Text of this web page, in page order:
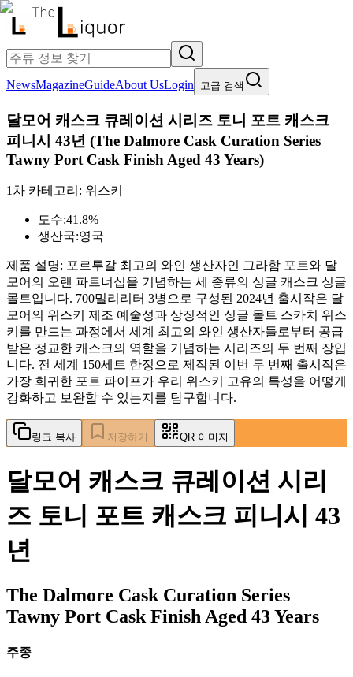
NewsMagazineGuideAbout UsLogin 고급 검색
달모어 캐스크 큐레이션 시리즈 토니 포트 캐스크
피니시 43년 (The Dalmore Cask Curation Series
Tawny Port Cask Finish Aged 43 Years)
1차 카테고리: 위스키
도수:41.8%
생산국:영국
제품 설명: 포르투갈 최고의 와인 생산자인 그라함 포트와 달
모어의 오랜 파트너십을 기념하는 세 종류의 싱글 캐스크 싱글
몰트입니다. 700밀리리터 3병으로 구성된 2024년 출시작은 달
모어의 위스키 제조 예술성과 상징적인 싱글 몰트 스카치 위스
키를 만드는 과정에서 세계 최고의 와인 생산자들로부터 공급
받은 정교한 캐스크의 역할을 기념하는 시리즈의 두 번째 장입
니다. 전 세계 150세트 한정으로 제작된 이번 두 번째 출시작은
가장 희귀한 포트 파이프가 우리 위스키 고유의 특성을 어떻게
강화하고 보완할 수 있는지를 탐구합니다.
링크 복사 저장하기 QR 이미지
달모어 캐스크 큐레이션 시리
즈 토니 포트 캐스크 피니시 43
년
The Dalmore Cask Curation Series
Tawny Port Cask Finish Aged 43 Years
주종